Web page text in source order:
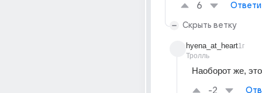
6
Скрыть ветку
hyena_at_heart
Тролль
1г
Наоборот же,
-2